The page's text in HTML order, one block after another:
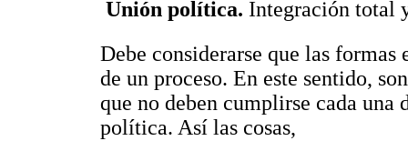
 Unión política. Integración total
Debe considerarse que las formas
de un proceso. En este sentido,
que no deben cumplirse cada una
política. Así las cosas,